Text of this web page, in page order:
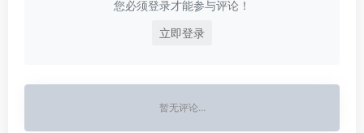
您必须登录才能参与评论！
立即登录
暂无评论...